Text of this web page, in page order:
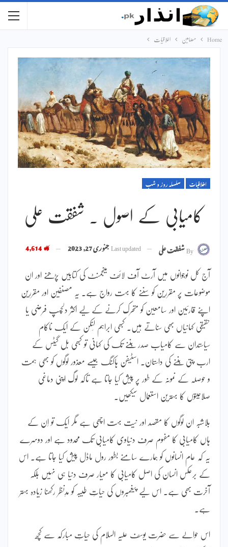
Home مضامین اخلاقیات
اخلاقیات سلسلہ روز و شب
کامیابی کے اصول ۔ شفقت علی
Byشفقت علی Last updatedجنوری 27, 2023 4,614
آج کل نوجوانوں میں آرٹ آف لائف مینجمنٹ کی کتابیں پڑھنے اور ان
موضوعات پر مقررین کو سننے کا بہت رواج ہے۔ یہ مصنفین اور مقررین
اپنے قارئین اور سامعین کو متحرک کرنے کے لیے اکثر دلچسپ فرضی یا
حقیقی کہانیاں بھی سناتے ہیں۔ کبھی ابراہم لِنکن کے ایک ناکام
سیاستدان سے کامیاب صدر بننے تک کی کہانی تو کبھی بل گیٹس کے
ارب پتی بننے کی داستان۔ اسٹیفن ہاکنگ جیسے معذور لوگوں کو بھی ہمت
و حوصلہ کے نمونہ کے طور پر پیش کیا جاتا ہے تاکہ لوگ اپنی دماغی
صلاحیتوں کا بہترین استعمال سیکھیں۔
بلاشبہ ان لوگوں کا مقصد اور نیت بہت اچھی ہے مگر ایک تو اِن کے
ہاں کامیابی کا مفہوم صرف دنیاوی کامیابی تک محدود ہے اور دوسرے
یہ کہ عام انسانوں کو ہمارے سامنے بطور رول ماڈل پیش کیا جاتا ہے۔ اس
کے برعکس انسان کی اصل کامیابی کا معیار صرف دنیا ہی نہیں بلکہ
آخرت بھی ہے۔ اس لیے پیغمبروں کی حیاتِ طیبہ کو مدِنظر رکھنا زیادہ بہتر
ہے۔
اس حوالے سے حضرت یوسف علیہ السلام کی حیاتِ مبارکہ سے کچھ